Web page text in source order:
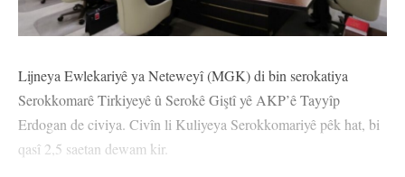
Lijneya Ewlekariyê ya Neteweyî (MGK) di bin serokatiya
Serokkomarê Tirkiyeyê û Serokê Giştî yê AKP’ê Tayyîp
Erdogan de civiya. Civîn li Kuliyeya Serokkomariyê pêk hat, bi
qasî 2,5 saetan dewam kir.